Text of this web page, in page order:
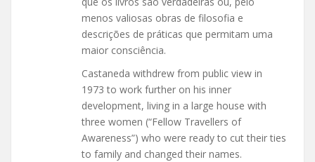
menos valiosas obras de filosofia e
descrições de práticas que permitam uma
maior consciência.
Castaneda withdrew from public view in
1973 to work further on his inner
development, living in a large house with
three women (“Fellow Travellers of
Awareness”) who were ready to cut their ties
to family and changed their names.